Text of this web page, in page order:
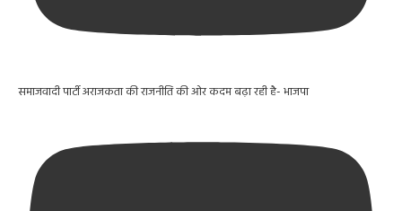
समाजवादी पार्टी अराजकता की राजनीति की ओर कदम बढ़ा रही है- भाजपा